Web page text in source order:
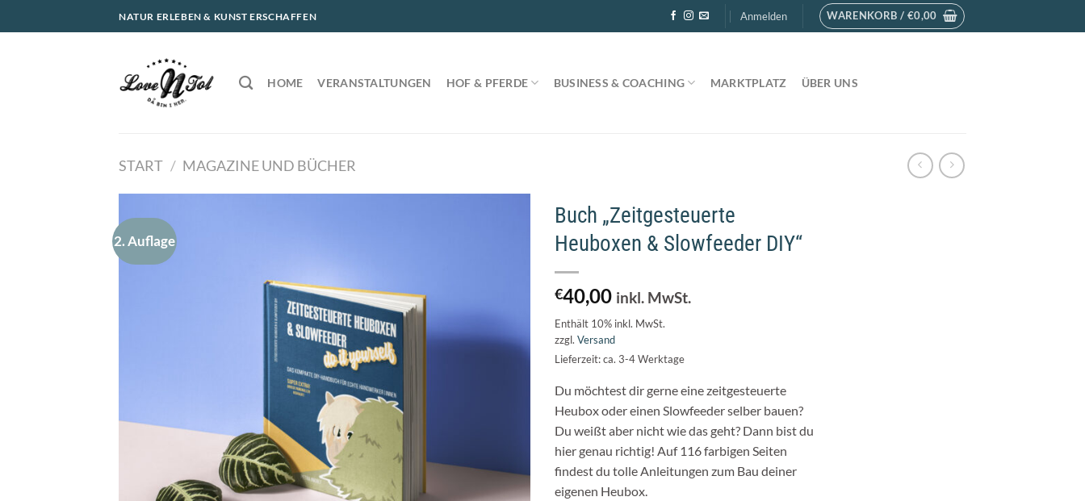
Inhalt
NATUR ERLEBEN & KUNST ERSCHAFFEN Anmelden WARENKORB / €0,00
HOME VERANSTALTUNGEN HOF & PFERDE BUSINESS & COACHING MARKTPLATZ ÜBER UNS
START / MAGAZINE UND BÜCHER
2. Auflage
Buch „Zeitgesteuerte
Heuboxen & Slowfeeder DIY“
€40,00 inkl. MwSt.
Enthält 10% inkl. MwSt.
zzgl. Versand
Lieferzeit: ca. 3-4 Werktage
Du möchtest dir gerne eine zeitgesteuerte
Heubox oder einen Slowfeeder selber bauen?
Du weißt aber nicht wie das geht? Dann bist du
hier genau richtig! Auf 116 farbigen Seiten
findest du tolle Anleitungen zum Bau deiner
eigenen Heubox.